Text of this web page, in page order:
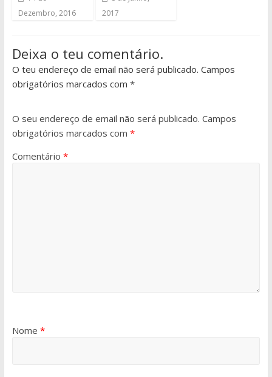
Dezembro, 2016
2017
Deixa o teu comentário.
O teu endereço de email não será publicado. Campos
obrigatórios marcados com *
O seu endereço de email não será publicado. Campos
obrigatórios marcados com *
Comentário *
Nome *